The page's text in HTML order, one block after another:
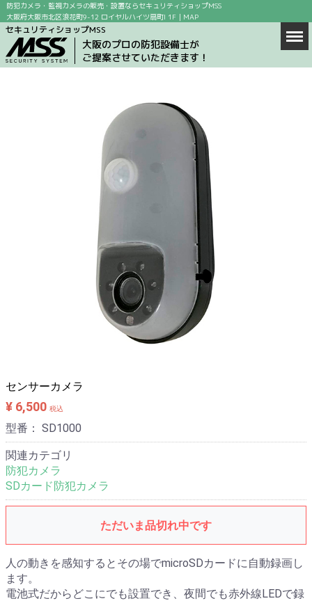
防犯カメラ・監視カメラの販売・設置ならセキュリティショップMSS
大阪府大阪市北区浪花町9-12 ロイヤルハイツ扇町I 1F｜ MAP
セキュリティショップMSS
大阪のプロの防犯設備士が
ご提案させていただきます！
センサーカメラ
¥ 6,500 税込
型番： SD1000
関連カテゴリ
防犯カメラ
SDカード防犯カメラ
ただいま品切れ中です
人の動きを感知するとその場でmicroSDカードに自動録画し
ます。
電池式だからどこにでも設置でき、夜間でも赤外線LEDで録
ホーム
商品情報
防犯カメラの設置場所
防犯カメラ設置の目的
お問い合わせ
会社概要
MAP
メールでお問い合わせ
電話相談 06-6476-8830